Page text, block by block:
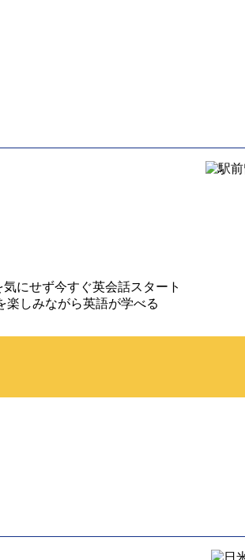
にせず今すぐ英会話スタート
楽しみながら英語が学べる